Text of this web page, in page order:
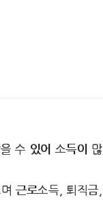
수 있어 소득이 많
근로소득, 퇴직금,